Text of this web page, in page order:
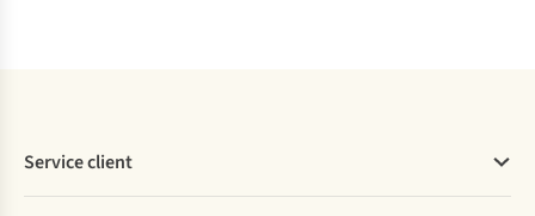
Service client